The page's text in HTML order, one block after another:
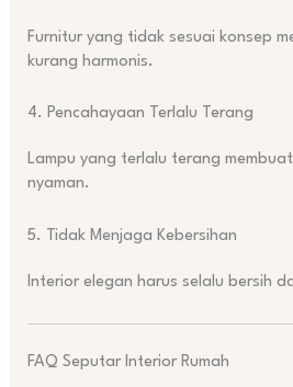
Furnitur yang tidak sesuai konsep
kurang harmonis.
4. Pencahayaan Terlalu Terang
Lampu yang terlalu terang
nyaman.
5. Tidak Menjaga Kebersihan
Interior elegan harus selalu bersih
FAQ Seputar Interior Rumah